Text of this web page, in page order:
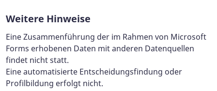
Weitere Hinweise
Eine Zusammenführung der im Rahmen von Microsoft
Forms erhobenen Daten mit anderen Datenquellen
findet nicht statt.
Eine automatisierte Entscheidungsfindung oder
Profilbildung erfolgt nicht.